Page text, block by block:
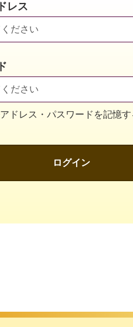
レス
ドレス・パスワードを記憶す
ログイン